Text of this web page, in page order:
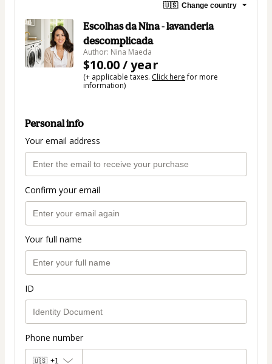
🇺🇸 Change country
Escolhas da Nina - lavanderia
descomplicada
Author: Nina Maeda
$10.00 / year
(+ applicable taxes. Click herefor more
information)
Personal info
Your email address
Confirm your email
Your full name
ID
Phone number
🇺🇸 +1